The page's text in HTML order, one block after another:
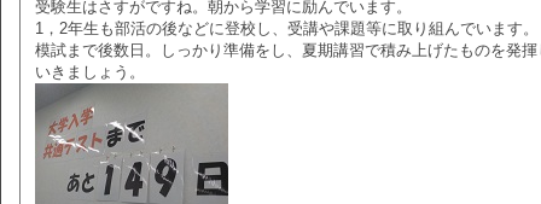
受験生はさすがですね。朝から学習に励んでいます。
1，2年生も部活の後などに登校し、受講や課題等に取り組んでいます。
模試まで後数日。しっかり準備をし、夏期講習で積み上げたものを発揮
いきましょう。